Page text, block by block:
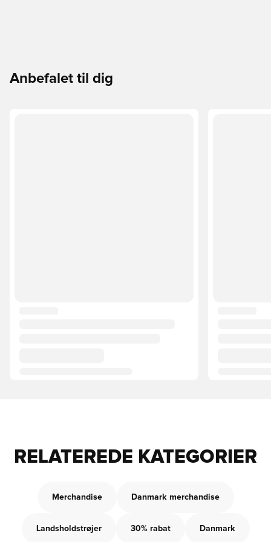
Anbefalet til dig
RELATEREDE KATEGORIER
Merchandise Danmark merchandise
Landsholdstrøjer 30% rabat Danmark